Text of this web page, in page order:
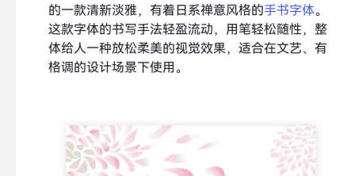
的一款清新淡雅，有着日系禅意风格的手书字体。
这款字体的书写手法轻盈流动，用笔轻松随性，整
体给人一种放松柔美的视觉效果，适合在文艺、有
格调的设计场景下使用。